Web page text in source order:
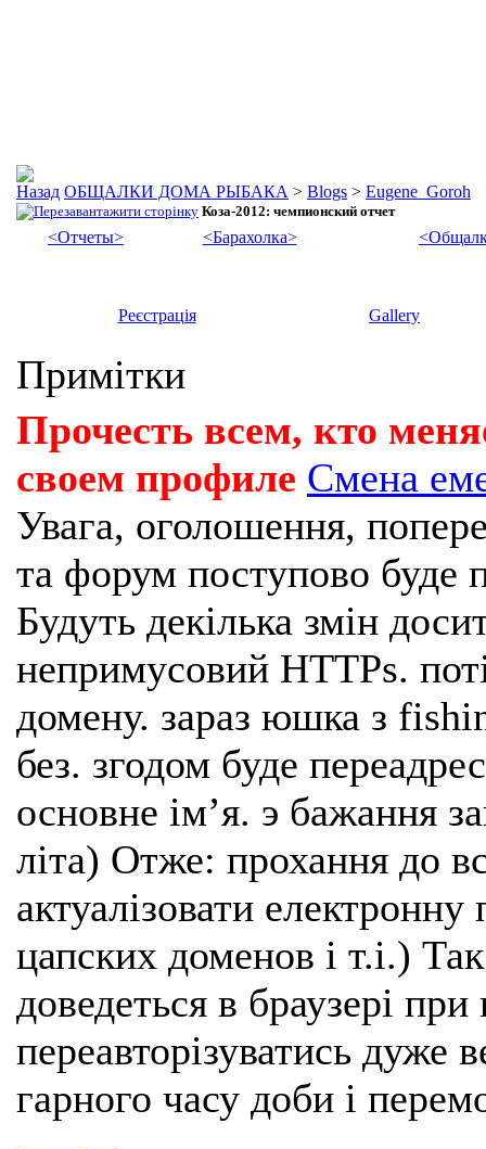
ОБЩАЛКИ ДОМА РЫБАКА > Blogs > Eugene_Goroh
Коза-2012: чемпионский отчет
<Отчеты> <Барахолка>
Реєстрація Gallery
Примітки
Прочесть всем, кто
своем профиле Смена
Увага, оголошення,
та форум поступово буде
Будуть декілька змін
непримусовий HTTPs.
домену. зараз юшка з
без. згодом буде
основне імʼя. э бажання
літа) Отже: прохання до
актуалізовати
цапских доменов і т.і.)
доведеться в браузері
переавторізуватись
гарного часу доби і